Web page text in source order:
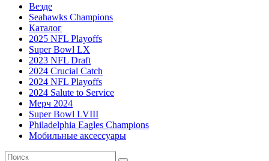
Везде
Seahawks Champions
Каталог
2025 NFL Playoffs
Super Bowl LX
2023 NFL Draft
2024 Crucial Catch
2024 NFL Playoffs
2024 Salute to Service
Мерч 2024
Super Bowl LVIII
Philadelphia Eagles Champions
Мобильные аксессуары